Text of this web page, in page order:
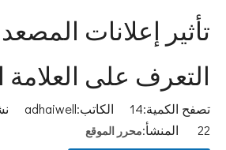
تأثير إعلانات
التعرف على العلامة
تصفح الكمية:14
22 المنشأ:
محرر الموقع